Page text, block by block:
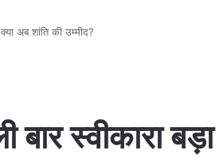
अब शांति की उम्मीद?
स्वीकारा बड़ा